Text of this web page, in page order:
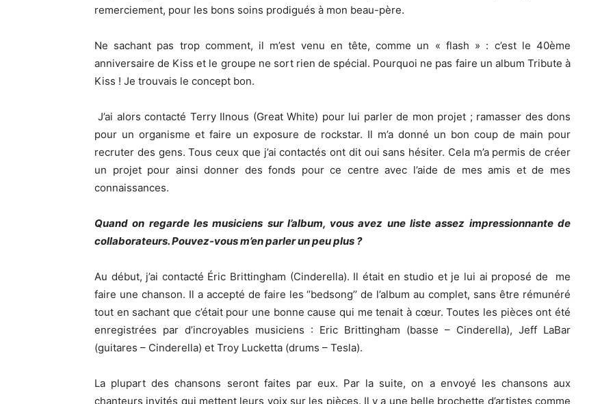
remerciement, pour les bons soins prodigués à mon beau-père.
Ne sachant pas trop comment, il m’est venu en tête, comme un « flash » : c’est le 40ème
anniversaire de Kiss et le groupe ne sort rien de spécial. Pourquoi ne pas faire un album Tribute à
Kiss ! Je trouvais le concept bon.
J’ai alors contacté Terry Ilnous (Great White) pour lui parler de mon projet ; ramasser des dons
pour un organisme et faire un exposure de rockstar. Il m’a donné un bon coup de main pour
recruter des gens. Tous ceux que j’ai contactés ont dit oui sans hésiter. Cela m’a permis de créer
un projet pour ainsi donner des fonds pour ce centre avec l’aide de mes amis et de mes
connaissances.
Quand on regarde les musiciens sur l’album, vous avez une liste assez impressionnante de
collaborateurs. Pouvez-vous m’en parler un peu plus ?
Au début, j’ai contacté Éric Brittingham (Cinderella). Il était en studio et je lui ai proposé de me
faire une chanson. Il a accepté de faire les ‘’bedsong’’ de l’album au complet, sans être rémunéré
tout en sachant que c’était pour une bonne cause qui me tenait à cœur. Toutes les pièces ont été
enregistrées par d’incroyables musiciens : Eric Brittingham (basse – Cinderella), Jeff LaBar
(guitares – Cinderella) et Troy Lucketta (drums – Tesla).
La plupart des chansons seront faites par eux. Par la suite, on a envoyé les chansons aux
chanteurs invités qui mettent leurs voix sur les pièces. Il y a une belle brochette d’artistes comme